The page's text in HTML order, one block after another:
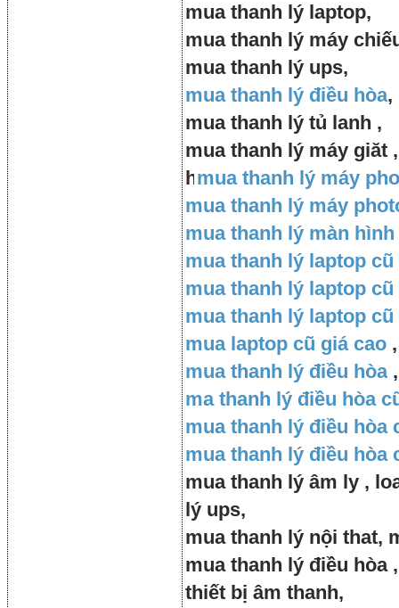
mua thanh lý laptop,
mua thanh lý máy
mua thanh lý ups,
mua thanh lý điều hòa,
mua thanh lý tủ lanh ,
mua thanh lý máy giăt ,
hmua thanh lý máy
mua thanh lý máy
mua thanh lý màn hình
mua thanh lý laptop cũ
mua thanh lý laptop cũ
mua thanh lý laptop cũ
mua laptop cũ giá cao ,
mua thanh lý điều hòa ,
ma thanh lý điều hòa
mua thanh lý điều hòa
mua thanh lý điều hòa
mua thanh lý âm ly ,
lý ups,
mua thanh lý nội that,
mua thanh lý điều hòa
thiết bị âm thanh,